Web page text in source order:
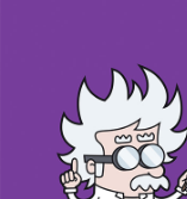
Deutschen mit
niedrigen
fortlaufend das
Anleihen